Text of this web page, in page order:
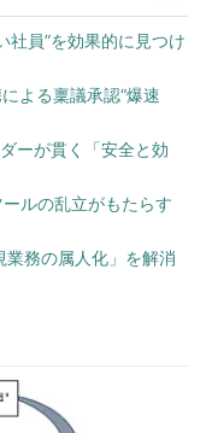
社員”を効果的に見つけ
よる稟議承認“爆速
ーが貫く「安全と効
ルの乱立がもたらす
務の属人化」を解消